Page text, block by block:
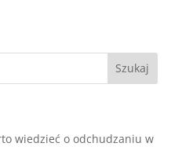
wiedzieć o odchudzaniu w